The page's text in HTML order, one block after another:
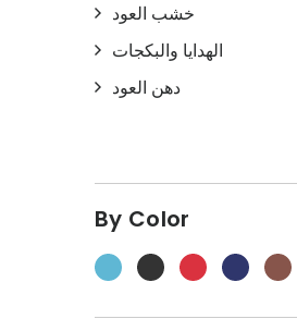
خشب العود
الهدايا والبكجات
دهن العود
By Color